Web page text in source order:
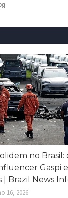
no Brasil:
Gaspi
| Brazil News
16, 2026